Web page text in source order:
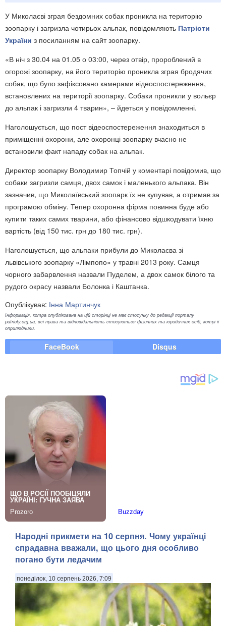
У Миколаєві зграя бездомних собак проникла на територію
зоопарку і загризла чотирьох альпак, повідомляють Патріоти
України з посиланням на сайт зоопарку.
«В ніч з 30.04 на 01.05 о 03:00, через отвір, пророблений в
огорожі зоопарку, на його територію проникла зграя бродячих
собак, що було зафіксовано камерами відеоспостереження,
встановлених на території зоопарку. Собаки проникли у вольєр
до альпак і загризли 4 тварин», – йдеться у повідомленні.
Наголошується, що пост відеоспостереження знаходиться в
приміщенні охорони, але охоронці зоопарку вчасно не
встановили факт нападу собак на альпак.
Директор зоопарку Володимир Топчій у коментарі повідомив, що
собаки загризли самця, двох самок і маленького альпака. Він
зазначив, що Миколаївський зоопарк їх не купував, а отримав за
програмою обміну. Тепер охоронна фірма повинна буде або
купити таких самих тварини, або фінансово відшкодувати їхню
вартість (від 150 тис. грн до 180 тис. грн).
Наголошується, що альпаки прибули до Миколаєва зі
львівського зоопарку «Лімпопо» у травні 2013 року. Самця
чорного забарвлення назвали Пуделем, а двох самок білого та
рудого окрасу назвали Болонка і Каштанка.
Опублікував: Інна Мартинчук
Інформація, котра опублікована на цій сторінці не має стосунку до редакції порталу
patrioty.org.ua, всі права та відповідальність стосуються фізичних та юридичних осіб, котрі її
оприлюднили.
FaceBook Disqus
Народні прикмети на 10 серпня. Чому українці
спрадавна вважали, що цього дня особливо
погано бути ледачим
понеділок, 10 серпень 2026, 7:09